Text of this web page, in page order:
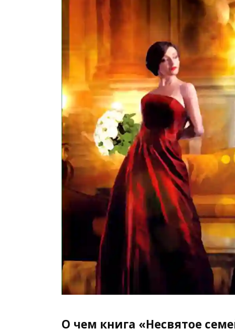
О чем книга «Несвятое